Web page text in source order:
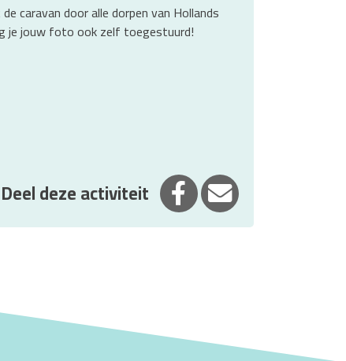
caravan door alle dorpen van Hollands
je jouw foto ook zelf toegestuurd!
Deel deze activiteit Deel op Facebook
Deel via E-mail